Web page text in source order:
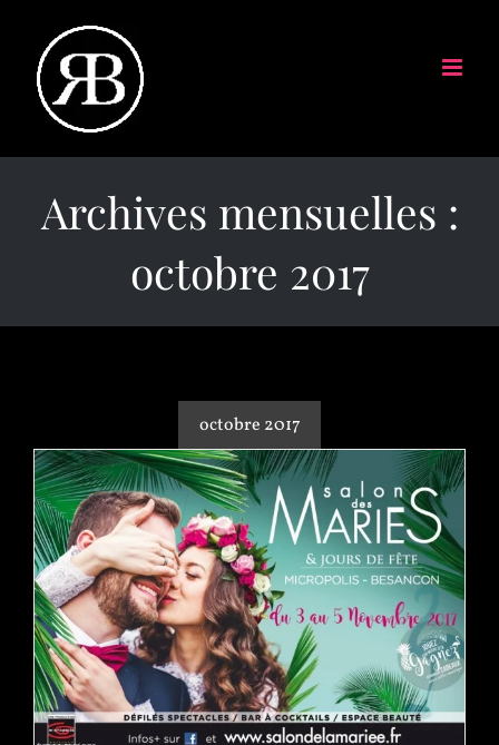
Archives mensuelles :
octobre 2017
octobre 2017